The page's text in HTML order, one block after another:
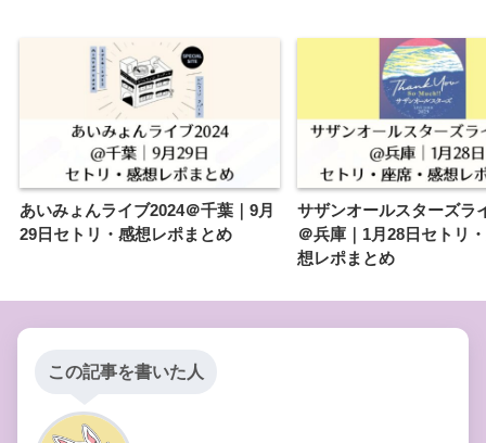
あいみょんライブ2024＠千葉｜9月
29日セトリ・感想レポまとめ
サザンオールスターズラ
＠兵庫｜1月28日セトリ
想レポまとめ
この記事を書いた人